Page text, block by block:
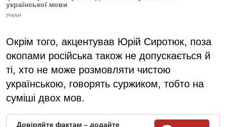
української мови
УНІАН
Окрім того, акцентував Юрій Сиротюк, поза
окопами російська також не допускається й
ті, хто не може розмовляти чистою
українською, говорять суржиком, тобто на
суміші двох мов.
Довіряйте фактам – додайте